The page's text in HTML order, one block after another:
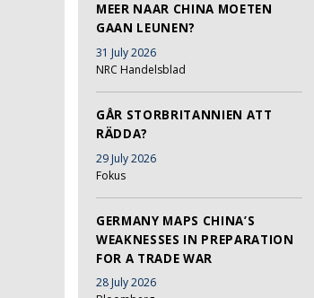
MEER NAAR CHINA MOETEN
GAAN LEUNEN?
31 July 2026
NRC Handelsblad
GÅR STORBRITANNIEN ATT
RÄDDA?
29 July 2026
Fokus
GERMANY MAPS CHINA’S
WEAKNESSES IN PREPARATION
FOR A TRADE WAR
28 July 2026